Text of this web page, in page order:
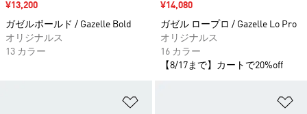
セール価格
¥13,200
ガゼルボールド / Gazelle Bold
オリジナルス
13 カラー
セール価格
¥14,080
ガゼル ロープロ / Gazelle Lo Pro
オリジナルス
16 カラー
【8/17まで】カートで20%off